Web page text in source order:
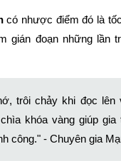
có nhược điểm đó là
gián đoạn những lần
trôi chảy khi đọc lên
khóa vàng giúp
công." - Chuyên gia